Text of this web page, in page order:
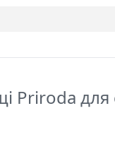
Priroda